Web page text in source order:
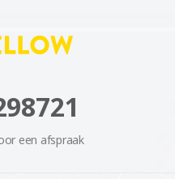
een afspraak